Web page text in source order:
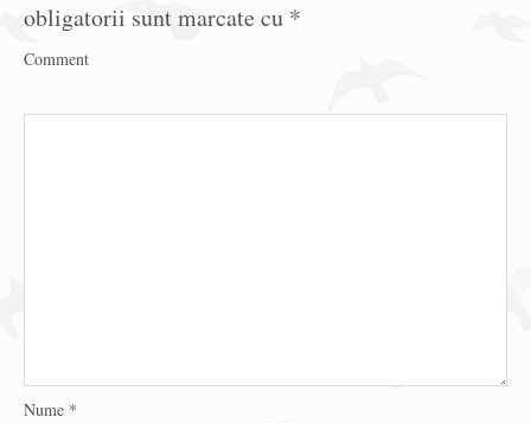
obligatorii sunt marcate cu *
Comment
Nume *